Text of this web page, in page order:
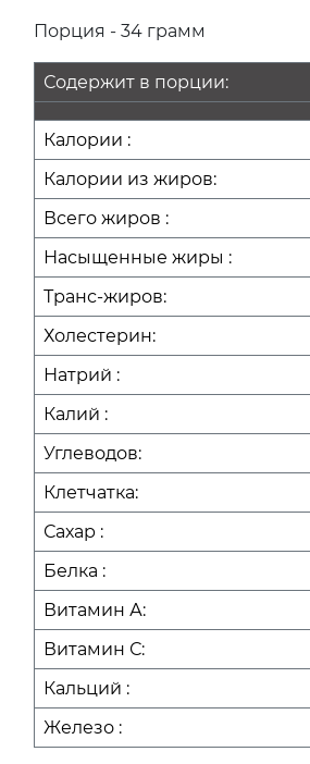
Порция - 34 грамм
Содержит в порции:
Калории :
Калории из жиров:
Всего жиров :
Насыщенные жиры :
Транс-жиров:
Холестерин:
Натрий :
Калий :
Углеводов:
Клетчатка:
Сахар :
Белка :
Витамин А:
Витамин С:
Кальций :
Железо :